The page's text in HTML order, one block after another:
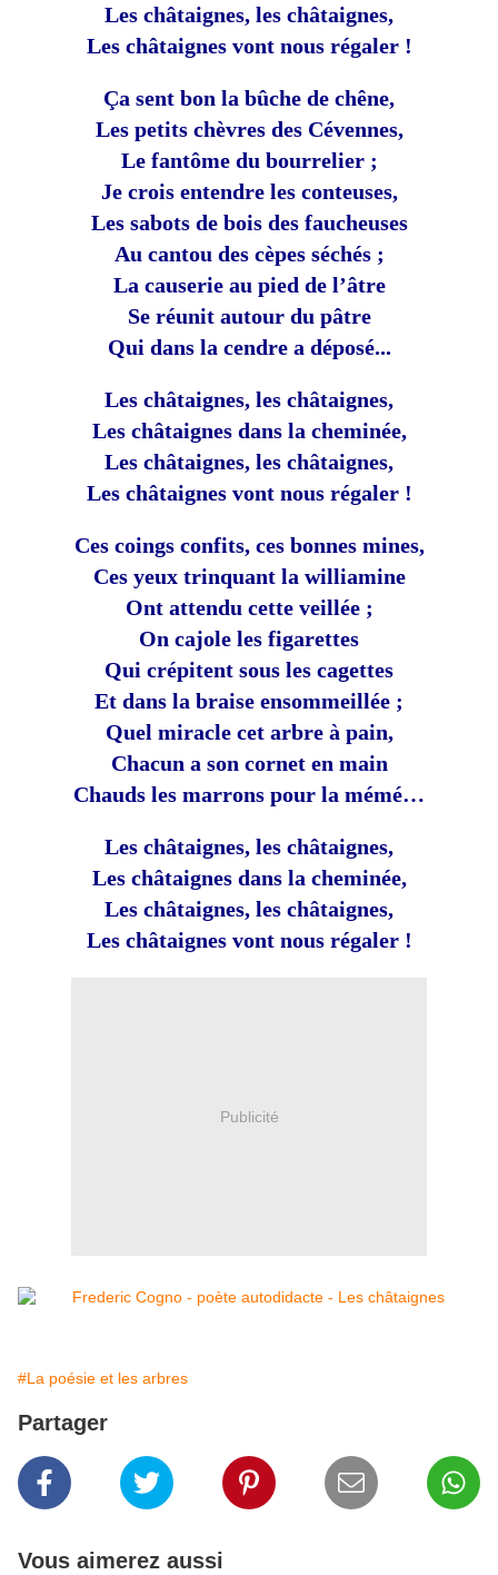
Les châtaignes, les châtaignes,
Les châtaignes vont nous régaler !
Ça sent bon la bûche de chêne,
Les petits chèvres des Cévennes,
Le fantôme du bourrelier ;
Je crois entendre les conteuses,
Les sabots de bois des faucheuses
Au cantou des cèpes séchés ;
La causerie au pied de l’âtre
Se réunit autour du pâtre
Qui dans la cendre a déposé...
Les châtaignes, les châtaignes,
Les châtaignes dans la cheminée,
Les châtaignes, les châtaignes,
Les châtaignes vont nous régaler !
Ces coings confits, ces bonnes mines,
Ces yeux trinquant la williamine
Ont attendu cette veillée ;
On cajole les figarettes
Qui crépitent sous les cagettes
Et dans la braise ensommeillée ;
Quel miracle cet arbre à pain,
Chacun a son cornet en main
Chauds les marrons pour la mémé…
Les châtaignes, les châtaignes,
Les châtaignes dans la cheminée,
Les châtaignes, les châtaignes,
Les châtaignes vont nous régaler !
Publicité
#La poésie et les arbres
Partager
Vous aimerez aussi